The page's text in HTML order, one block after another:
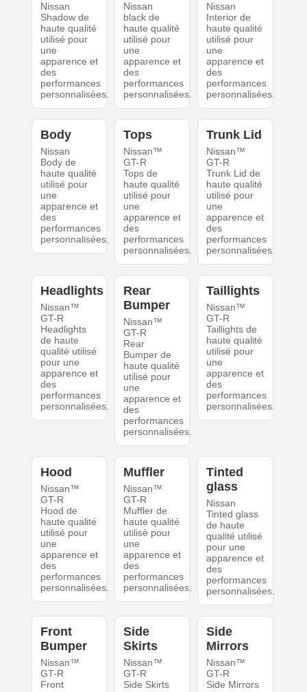
Nissan
Shadow de
haute qualité
utilisé pour
une
apparence et
des
performances
personnalisées.
Nissan
black de
haute qualité
utilisé pour
une
apparence et
des
performances
personnalisées.
Nissan
Interior de
haute qualité
utilisé pour
une
apparence et
des
performances
personnalisées.
Body
Nissan
Body de
haute qualité
utilisé pour
une
apparence et
des
performances
personnalisées.
Tops
Nissan™
GT-R
Tops de
haute qualité
utilisé pour
une
apparence et
des
performances
personnalisées.
Trunk Lid
Nissan™
GT-R
Trunk Lid de
haute qualité
utilisé pour
une
apparence et
des
performances
personnalisées.
Headlights
Nissan™
GT-R
Headlights
de haute
qualité utilisé
pour une
apparence et
des
performances
personnalisées.
Rear
Bumper
Nissan™
GT-R
Rear
Bumper de
haute qualité
utilisé pour
une
apparence et
des
performances
personnalisées.
Taillights
Nissan™
GT-R
Taillights de
haute qualité
utilisé pour
une
apparence et
des
performances
personnalisées.
Hood
Nissan™
GT-R
Hood de
haute qualité
utilisé pour
une
apparence et
des
performances
personnalisées.
Muffler
Nissan™
GT-R
Muffler de
haute qualité
utilisé pour
une
apparence et
des
performances
personnalisées.
Tinted
glass
Nissan
Tinted glass
de haute
qualité utilisé
pour une
apparence et
des
performances
personnalisées.
Front
Bumper
Nissan™
GT-R
Front
Side
Skirts
Nissan™
GT-R
Side Skirts
Side
Mirrors
Nissan™
GT-R
Side Mirrors